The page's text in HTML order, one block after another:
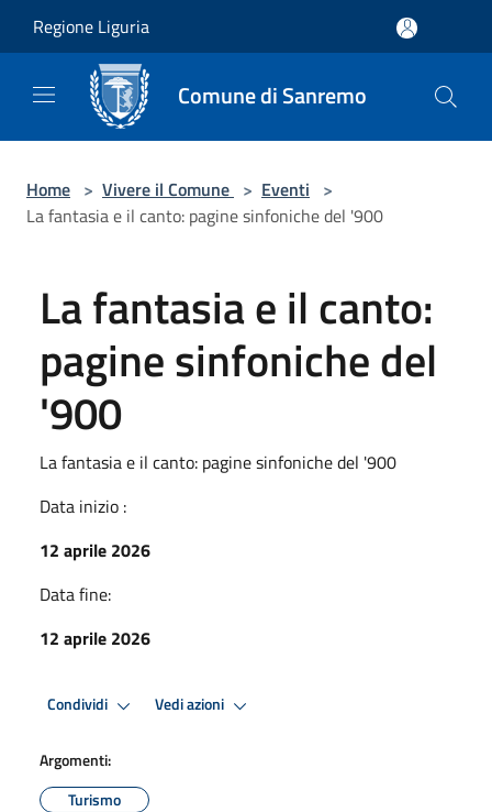
Regione Liguria
Comune di Sanremo
Home > Vivere il Comune > Eventi >
La fantasia e il canto: pagine sinfoniche del '900
La fantasia e il canto:
pagine sinfoniche del
'900
La fantasia e il canto: pagine sinfoniche del '900
Data inizio :
12 aprile 2026
Data fine:
12 aprile 2026
Condividi Vedi azioni
Argomenti:
Turismo